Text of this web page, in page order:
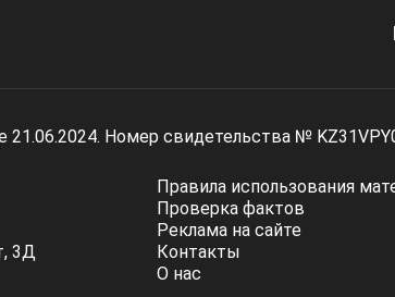
21.06.2024. Номер свидетельства №
3Д
Правила использования
Проверка фактов
Реклама на сайте
Контакты
О нас